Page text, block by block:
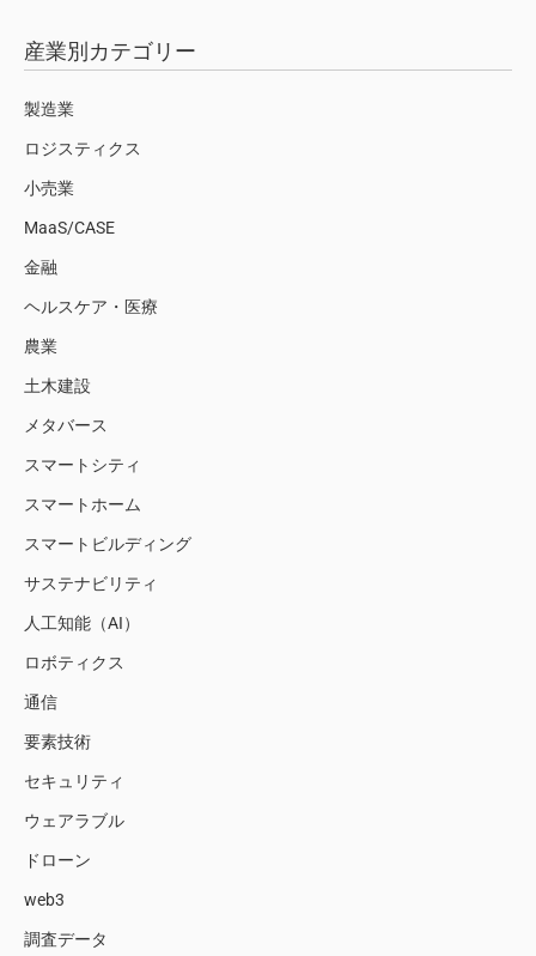
産業別カテゴリー
製造業
ロジスティクス
小売業
MaaS/CASE
金融
ヘルスケア・医療
農業
土木建設
メタバース
スマートシティ
スマートホーム
スマートビルディング
サステナビリティ
人工知能（AI）
ロボティクス
通信
要素技術
セキュリティ
ウェアラブル
ドローン
web3
調査データ